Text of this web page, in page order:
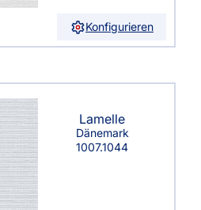
Konfigurieren
Lamelle
Dänemark
1007.1044